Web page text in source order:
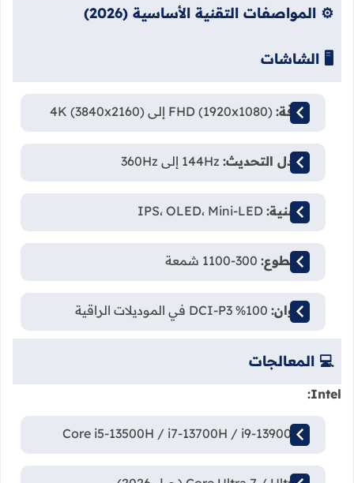
⚙️ المواصفات التقنية الأساسية (2026)
🖥️ الشاشات
الدقة:
معدل التحديث:
التقنية:
السطوع:
الألوان:
💻 المعالجات
Intel:
Core i5-13500H / i7-13700H / i9-13900HX